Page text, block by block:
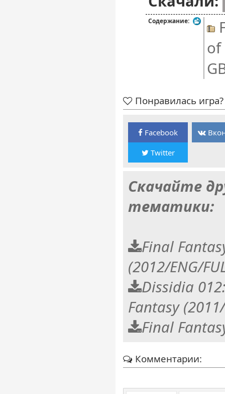
Содержание:
of
Понравилась
Facebook
Twitter
Скачайте
тематики:
Final
(2012/ENG/
Dissidia
Fantasy
Final
Комментарии: